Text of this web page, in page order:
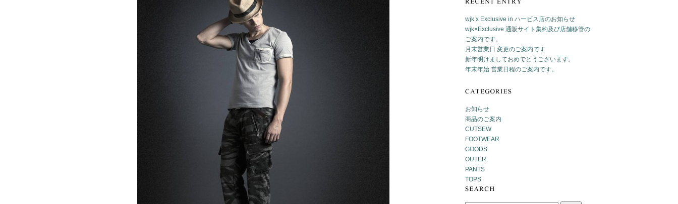
wjk x Exclusive in ハービス店のお知らせ
wjk×Exclusive 通販サイト集約及び店舗移管の
ご案内です。
月末営業日 変更のご案内です
新年明けましておめでとうございます。
年末年始 営業日程のご案内です。
お知らせ
商品のご案内
CUTSEW
FOOTWEAR
GOODS
OUTER
PANTS
TOPS